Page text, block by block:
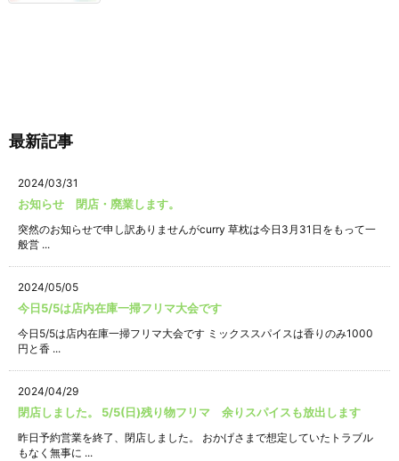
最新記事
2024/03/31
お知らせ 閉店・廃業します。
突然のお知らせで申し訳ありませんがcurry 草枕は今日3月31日をもって一
般営 ...
2024/05/05
今日5/5は店内在庫一掃フリマ大会です
今日5/5は店内在庫一掃フリマ大会です ミックススパイスは香りのみ1000
円と香 ...
2024/04/29
閉店しました。 5/5(日)残り物フリマ 余りスパイスも放出します
昨日予約営業を終了、閉店しました。 おかげさまで想定していたトラブル
もなく無事に ...